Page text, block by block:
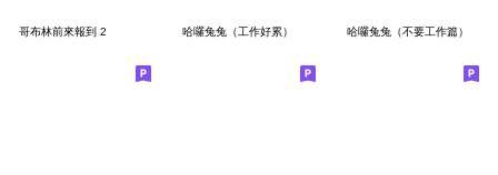
哥布林前來報到 2 哈囉兔兔（工作好累） 哈囉兔兔（不要工作篇）